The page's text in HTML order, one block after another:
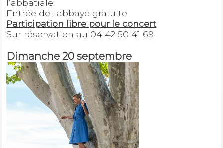
l’abbatiale.
Entrée de l'abbaye gratuite
Participation libre pour le concert
Sur réservation au 04 42 50 41 69
Dimanche 20 septembre